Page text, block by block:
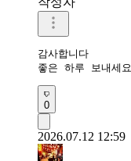
감사합니다
좋은 하루 보내세요
0
2026.07.12 12:59